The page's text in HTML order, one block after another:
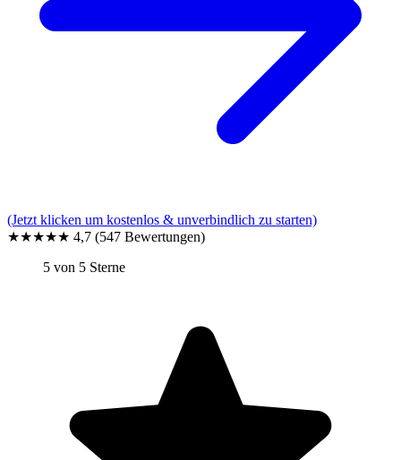
(Jetzt klicken um kostenlos & unverbindlich zu starten)
★★★★★ 4,7 (547 Bewertungen)
5 von 5 Sterne